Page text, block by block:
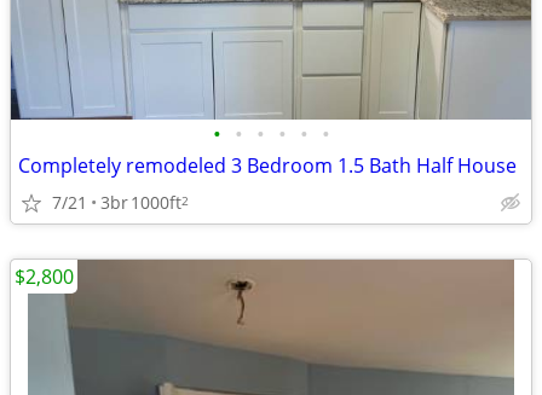
• • • • • •
Completely remodeled 3 Bedroom 1.5 Bath Half House
7/21 3br1000ft2
$2,800